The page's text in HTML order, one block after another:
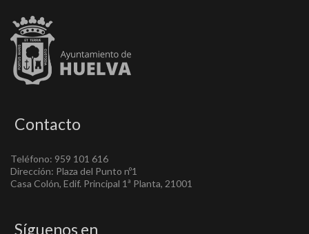
Contacto
Teléfono: 959 101 616
Dirección: Plaza del Punto nº1
Casa Colón, Edif. Principal 1ª Planta, 21001
Síguenos en